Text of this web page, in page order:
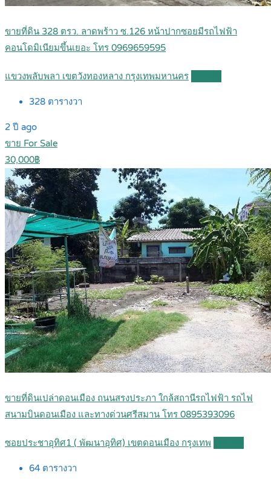
ขายที่ดิน 328 ตรว. ลาดพร้าว ซ.126 หน้าปากซอยมีรถไฟฟ้า
คอนโดมิเนียมขึ้นเยอะ โทร 0969659595
แขวงพลับพลา เขตวังทองหลาง กรุงเทพมหานคร
328 ตารางวา
2 ปี ago
ขาย For Sale
30,000฿
ขายที่ดินเปล่าดอนเมือง ถนนสรงประภา ใกล้สถานีรถไฟฟ้า รถไฟ
สนามบินดอนเมือง และทางด่วนศรีสมาน โทร 0895393096
ซอยประชาอุทิศ1 ( พัฒนาอุทิศ) เขตดอนเมือง กรุงเทพ
64 ตารางวา